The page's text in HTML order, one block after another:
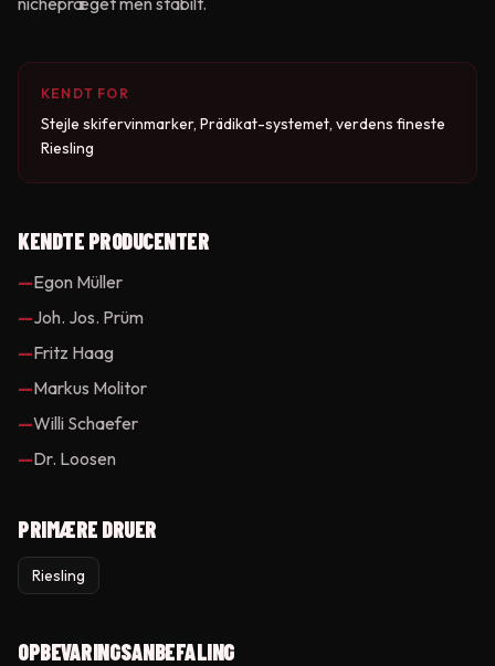
KENDT FOR
Stejle skifervinmarker, Prädikat-systemet, verdens fineste
Riesling
KENDTE PRODUCENTER
—Egon Müller
—Joh. Jos. Prüm
—Fritz Haag
—Markus Molitor
—Willi Schaefer
—Dr. Loosen
PRIMÆRE DRUER
Riesling
OPBEVARINGSANBEFALING